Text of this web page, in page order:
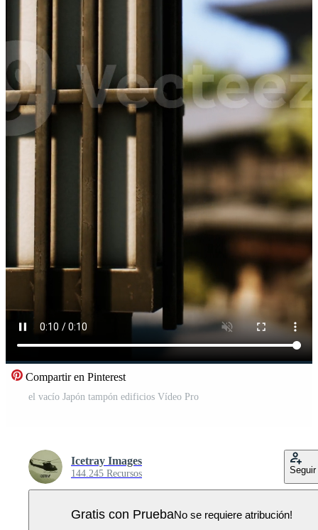
Compartir en Pinterest
el vacío Japón tampón edificios Vídeo Pro
Icetray Images
144.245 Recursos Seguir
Gratis con PruebaNo se requiere atribución!